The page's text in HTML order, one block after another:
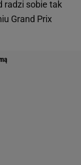
radzi sobie tak
Grand Prix